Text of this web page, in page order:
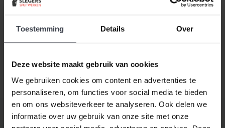
Toestemming Details Over
Deze website maakt gebruik van cookies
We gebruiken cookies om content en advertenties te
personaliseren, om functies voor social media te bieden
en om ons websiteverkeer te analyseren. Ook delen we
informatie over uw gebruik van onze site met onze